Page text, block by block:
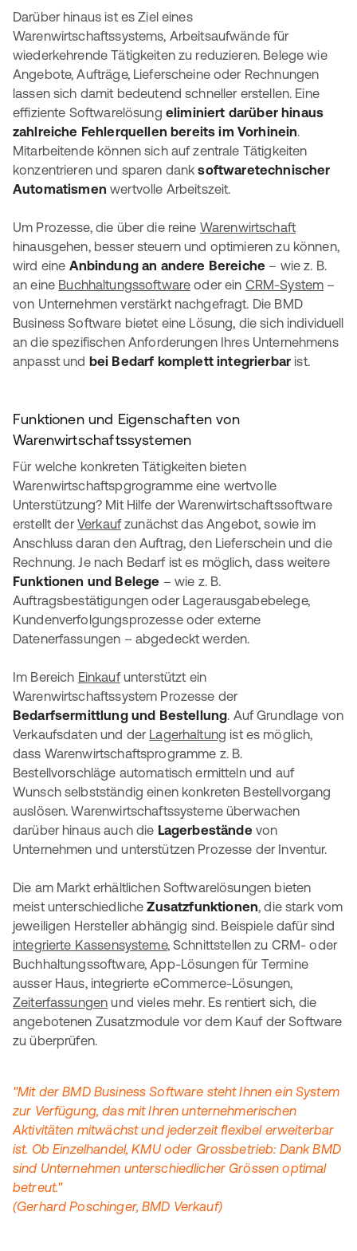
Darüber hinaus ist es Ziel eines
Warenwirtschaftssystems, Arbeitsaufwände für
wiederkehrende Tätigkeiten zu reduzieren. Belege wie
Angebote, Aufträge, Lieferscheine oder Rechnungen
lassen sich damit bedeutend schneller erstellen. Eine
effiziente Softwarelösung eliminiert darüber hinaus
zahlreiche Fehlerquellen bereits im Vorhinein.
Mitarbeitende können sich auf zentrale Tätigkeiten
konzentrieren und sparen danksoftwaretechnischer
Automatismen wertvolle Arbeitszeit.
Um Prozesse, die über die reine Warenwirtschaft
hinausgehen, besser steuern und optimieren zu können,
wird eine Anbindung an andere Bereiche – wie z. B.
an eine Buchhaltungssoftware oder ein CRM-System –
von Unternehmen verstärkt nachgefragt. Die BMD
Business Software bietet eine Lösung, die sich individuell
an die spezifischen Anforderungen Ihres Unternehmens
anpasst und bei Bedarf komplett integrierbar ist.
Funktionen und Eigenschaften von
Warenwirtschaftssystemen
Für welche konkreten Tätigkeiten bieten
Warenwirtschaftspgrogramme eine wertvolle
Unterstützung? Mit Hilfe der Warenwirtschaftssoftware
erstellt derVerkaufzunächst das Angebot, sowie im
Anschluss daran den Auftrag, den Lieferschein und die
Rechnung. Je nach Bedarf ist es möglich, dass weitere
Funktionen und Belege – wie z. B.
Auftragsbestätigungen oder Lagerausgabebelege,
Kundenverfolgungsprozesse oder externe
Datenerfassungen – abgedeckt werden.
Im Bereich Einkaufunterstützt ein
Warenwirtschaftssystem Prozesse der
Bedarfsermittlung und Bestellung. Auf Grundlage von
Verkaufsdaten und der Lagerhaltung ist es möglich,
dass Warenwirtschaftsprogramme z. B.
Bestellvorschläge automatisch ermitteln und auf
Wunsch selbstständig einen konkreten Bestellvorgang
auslösen. Warenwirtschaftssysteme überwachen
darüber hinaus auch die Lagerbestände von
Unternehmen und unterstützen Prozesse der Inventur.
Die am Markt erhältlichen Softwarelösungen bieten
meist unterschiedlicheZusatzfunktionen, die stark vom
jeweiligen Hersteller abhängig sind. Beispiele dafür sind
integrierte Kassensysteme, Schnittstellen zu CRM- oder
Buchhaltungssoftware, App-Lösungen für Termine
ausser Haus, integrierte eCommerce-Lösungen,
Zeiterfassungen und vieles mehr. Es rentiert sich, die
angebotenen Zusatzmodule vor dem Kauf der Software
zu überprüfen.
"Mit der BMD Business Software steht Ihnen ein System
zur Verfügung, das mit Ihren unternehmerischen
Aktivitäten mitwächst und jederzeit flexibel erweiterbar
ist. Ob Einzelhandel, KMU oder Grossbetrieb: Dank BMD
sind Unternehmen unterschiedlicher Grössen optimal
betreut."
(Gerhard Poschinger, BMD Verkauf)